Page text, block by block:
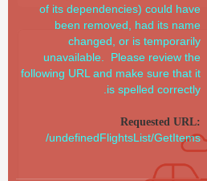
of its dependencies) could have
been removed, had its name
changed, or is temporarily
unavailable. Please review the
following URL and make sure that it
is spelled correctly.
Requested URL:
/undefinedFlightsList/GetItems